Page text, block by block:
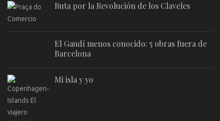
Ruta por la Revolución de los Claveles
El Gaudí menos conocido: 5 obras fuera de
Barcelona
Mi isla y yo